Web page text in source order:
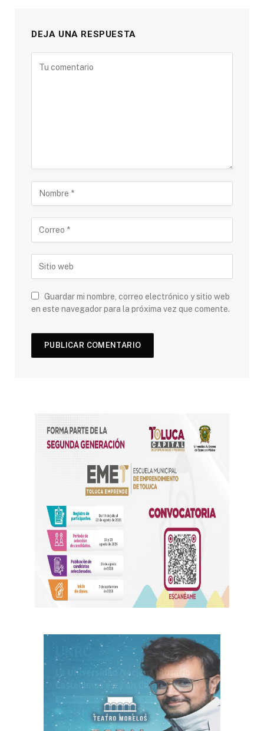
DEJA UNA RESPUESTA
Guardar mi nombre, correo electrónico y sitio web
en este navegador para la próxima vez que comente.